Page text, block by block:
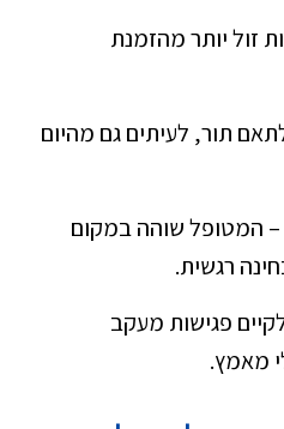
זול יותר מהזמנת
תור, לעיתים גם מהיום
– המטופל שוהה במקום
רגשית.
פגישות מעקב
מאמץ.